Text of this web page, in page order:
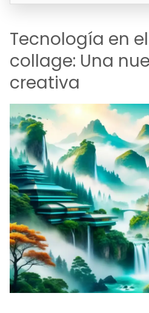
Tecnología en
collage: Una
creativa